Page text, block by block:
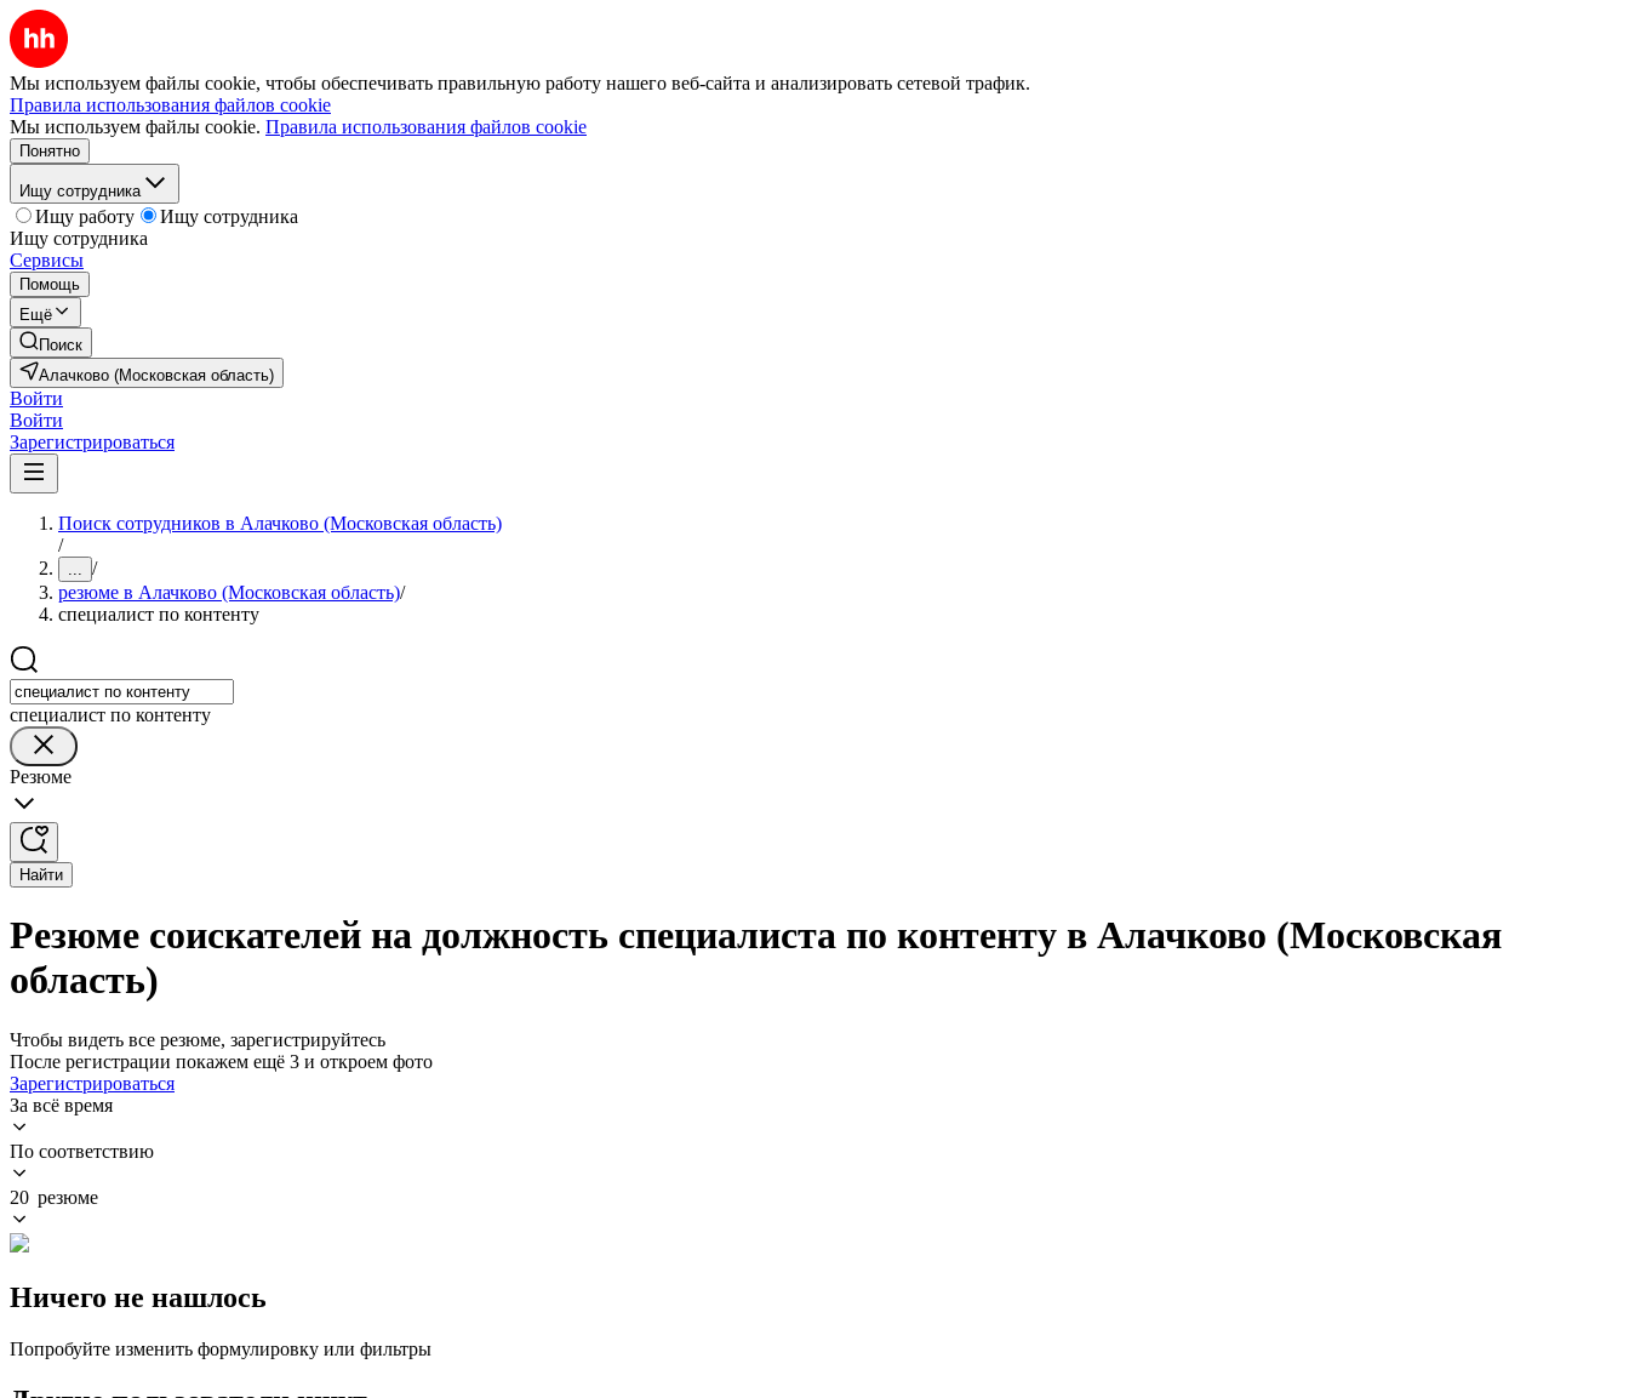
Мы используем файлы cookie, чтобы обеспечивать правильную работу нашего веб-сайта и анализировать сетевой трафик.
Правила использования файлов cookie
Мы используем файлы cookie. Правила использования файлов cookie
Понятно
Ищу сотрудника
Ищу работу
Ищу сотрудника
Ищу сотрудника
Сервисы
Помощь
Ещё
Поиск
Алачково (Московская область)
Войти
Войти
Зарегистрироваться
Поиск сотрудников в Алачково (Московская область)
/
... /
резюме в Алачково (Московская область)/
специалист по контенту
специалист по контенту
Резюме
Найти
Резюме соискателей на должность специалиста по контенту в Алачково (Московская
область)
Чтобы видеть все резюме, зарегистрируйтесь
После регистрации покажем ещё 3 и откроем фото
Зарегистрироваться
За всё время
По соответствию
20 резюме
Ничего не нашлось
Попробуйте изменить формулировку или фильтры